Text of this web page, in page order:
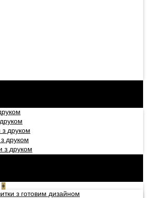
друком
друком
з друком
+
з готовим дизайном